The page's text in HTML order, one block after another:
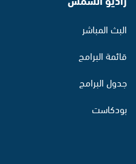
البث المباشر
قائمة البرامج
جدول البرامج
بودكاست